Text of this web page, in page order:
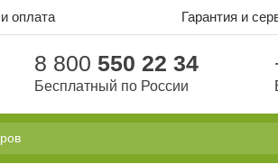
оплата Гарантия и
8 800 550 22 34
Бесплатный по России